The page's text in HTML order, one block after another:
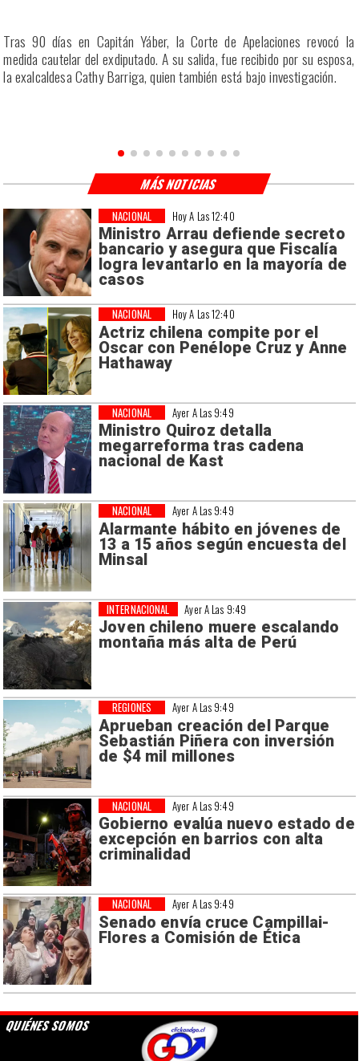
Tras 90 días en Capitán Yáber, la Corte de Apelaciones revocó la
medida cautelar del exdiputado. A su salida, fue recibido por su esposa,
la exalcaldesa Cathy Barriga, quien también está bajo investigación.
Hoy A Las 12:40
Ministro Arrau defiende secreto
bancario y asegura que Fiscalía
logra levantarlo en la mayoría de
casos
NACIONAL
Hoy A Las 12:40
Actriz chilena compite por el
Oscar con Penélope Cruz y Anne
Hathaway
NACIONAL
Ayer A Las 9:49
Ministro Quiroz detalla
megarreforma tras cadena
nacional de Kast
NACIONAL
Ayer A Las 9:49
Alarmante hábito en jóvenes de
13 a 15 años según encuesta del
Minsal
NACIONAL
Ayer A Las 9:49
Joven chileno muere escalando
montaña más alta de Perú
INTERNACIONAL
Ayer A Las 9:49
Aprueban creación del Parque
Sebastián Piñera con inversión
de $4 mil millones
REGIONES
Ayer A Las 9:49
Gobierno evalúa nuevo estado de
excepción en barrios con alta
criminalidad
NACIONAL
Ayer A Las 9:49
Senado envía cruce Campillai-
Flores a Comisión de Ética
NACIONAL
MÁS NOTICIAS
QUIÉNES SOMOS